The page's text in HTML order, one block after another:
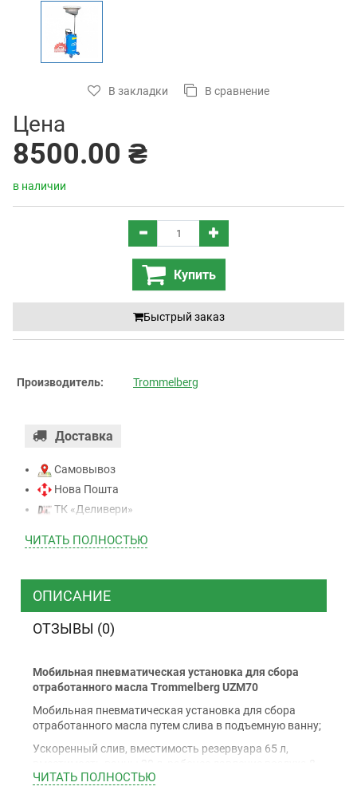
В закладки В сравнение
Цена
8500.00 ₴
в наличии
Купить
Быстрый заказ
Производитель: Trommelberg
Доставка
Самовывоз
Нова Пошта
ТК «Деливери»
ТК “Justin”
ТК ”УкрПочта”
Наличными
Оплата картой Visa, Mastercard - LiqPay
ЧИТАТЬ ПОЛНОСТЬЮ
ОПИСАНИЕ
ОТЗЫВЫ (0)
Мобильная пневматическая установка для сбора
отработанного масла Trommelberg UZM70
Мобильная пневматическая установка для сбора
отработанного масла путем слива в подъемную ванну;
Ускоренный слив, вместимость резервуара 65 л,
10 бар, размеры: 554х452х1280 мм
ЧИТАТЬ ПОЛНОСТЬЮ